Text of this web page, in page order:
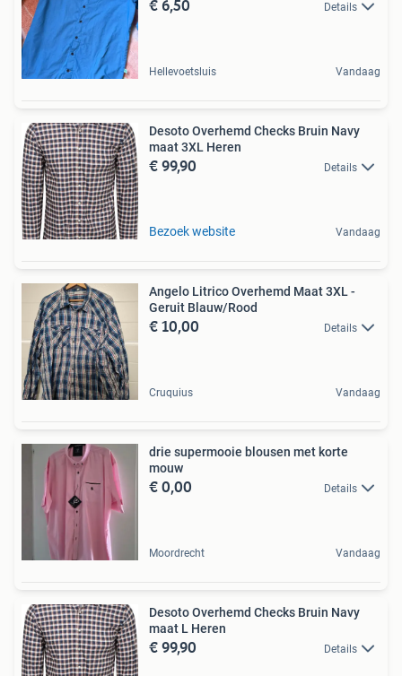
Details
Hellevoetsluis Vandaag
Desoto Overhemd Checks Bruin Navy
maat 3XL Heren
€ 99,90 Details
Bezoek website Vandaag
Angelo Litrico Overhemd Maat 3XL -
Geruit Blauw/Rood
€ 10,00 Details
Cruquius Vandaag
drie supermooie blousen met korte
mouw
€ 0,00 Details
Moordrecht Vandaag
Desoto Overhemd Checks Bruin Navy
maat L Heren
€ 99,90 Details